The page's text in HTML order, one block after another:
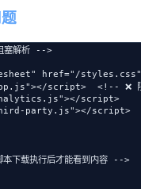
塞解析 -->
href="/
script>  <!-- ❌
script>
party.js"></script>
下载执行后才能看到内容 -->